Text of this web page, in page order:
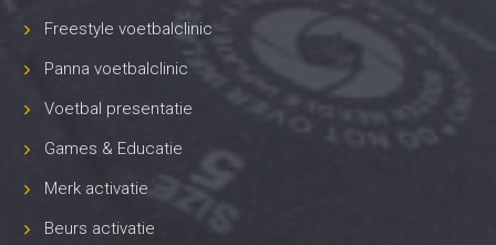
Freestyle voetbalclinic
Panna voetbalclinic
Voetbal presentatie
Games & Educatie
Merk activatie
Beurs activatie